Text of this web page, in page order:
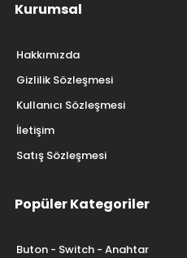
Kurumsal
Hakkımızda
Gizlilik Sözleşmesi
Kullanıcı Sözleşmesi
İletişim
Satış Sözleşmesi
Popüler Kategoriler
Buton - Switch - Anahtar